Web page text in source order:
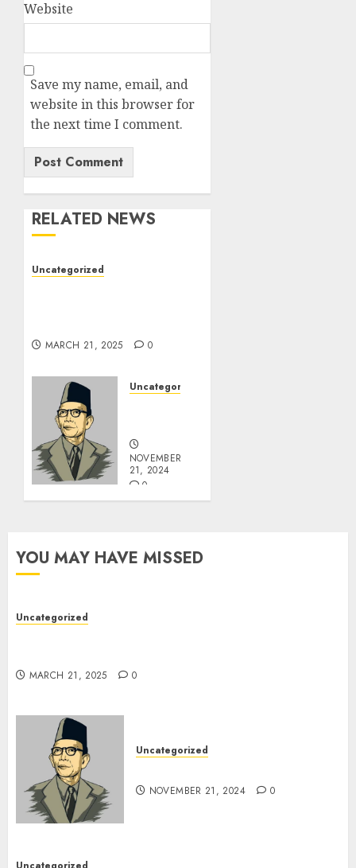
Website
Save my name, email, and
website in this browser for
the next time I comment.
RELATED NEWS
Uncategorized
MARCH 21, 2025 0
Uncategorized
NOVEMBER
21, 2024
0
YOU MAY HAVE MISSED
Uncategorized
MARCH 21, 2025 0
Uncategorized
NOVEMBER 21, 2024 0